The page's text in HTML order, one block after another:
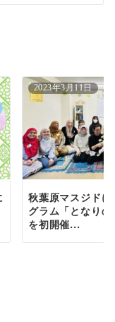
2023年3月11日
秋葉原マスジド
グラム「となり
を初開催...